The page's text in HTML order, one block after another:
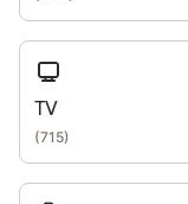
TV
(715)